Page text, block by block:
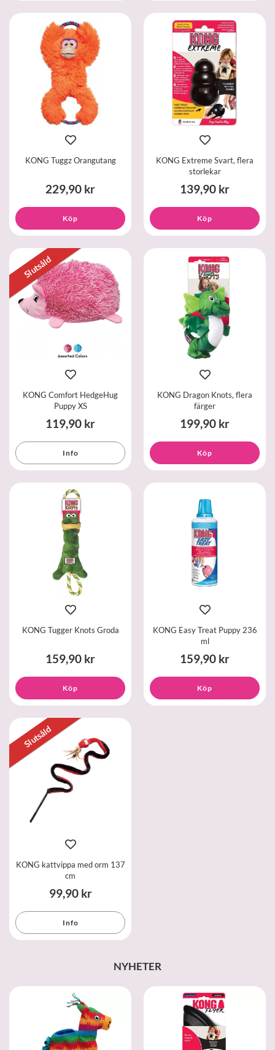
KONG Tuggz Orangutang
229,90 kr
Köp
KONG Extreme Svart, flera
storlekar
139,90 kr
Köp
Slutsåld
KONG Comfort HedgeHug
Puppy XS
119,90 kr
Info
KONG Dragon Knots, flera
färger
199,90 kr
Köp
KONG Tugger Knots Groda
159,90 kr
Köp
KONG Easy Treat Puppy 236
ml
159,90 kr
Köp
Slutsåld
KONG kattvippa med orm 137
cm
99,90 kr
Info
NYHETER